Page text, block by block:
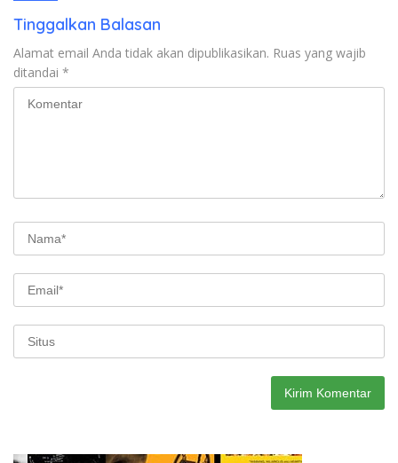
Tinggalkan Balasan
Alamat email Anda tidak akan dipublikasikan. Ruas yang wajib
ditandai *